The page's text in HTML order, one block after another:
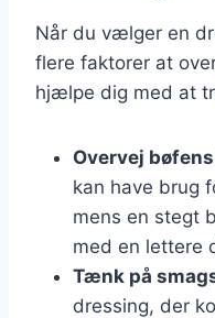
Når du vælger en
flere faktorer at
hjælpe dig med at
Overvej
kan have brug
mens en stegt
med en lettere
Tænk på
dressing, der